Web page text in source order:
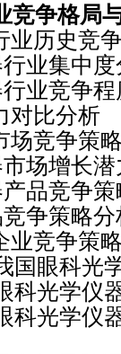
竞争格局
历史竞
集中度
竞争程
比分析
竞争策
增长潜
竞争策
策略分
竞争策
科光学
学仪器
学仪器